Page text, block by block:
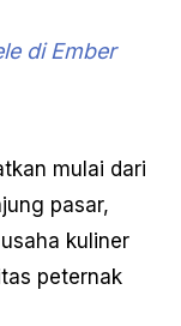
di Ember
mulai dari
pasar,
kuliner
peternak